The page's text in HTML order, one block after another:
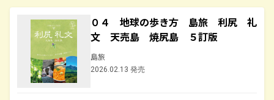
０４ 地球の歩き方 島旅 利尻 礼
文 天売島 焼尻島 ５訂版
島旅
2026.02.13 発売